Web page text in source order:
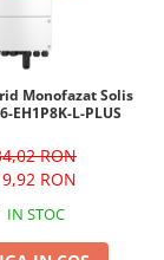
Monofazat Solis
EH1P8K-L-PLUS
RON
RON
IN STOC